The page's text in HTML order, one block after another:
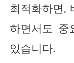
최적화하면,
하면서도
있습니다.